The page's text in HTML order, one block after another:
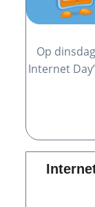
Op
Internet